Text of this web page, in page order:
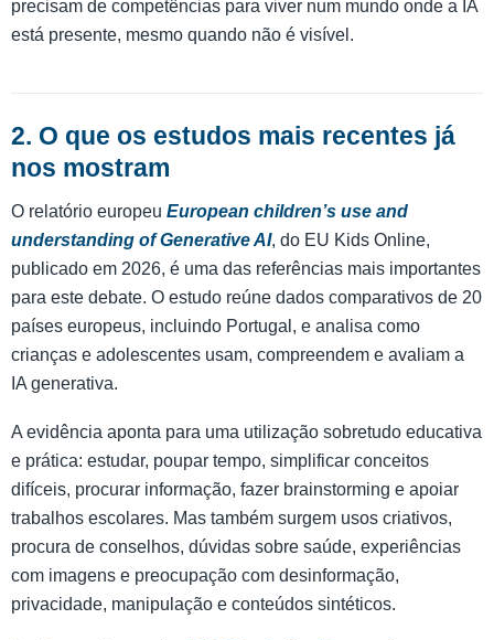
precisam de competências para viver num mundo onde a IA
está presente, mesmo quando não é visível.
2. O que os estudos mais recentes já
nos mostram
O relatório europeu European children’s use and
understanding of Generative AI, do EU Kids Online,
publicado em 2026, é uma das referências mais importantes
para este debate. O estudo reúne dados comparativos de 20
países europeus, incluindo Portugal, e analisa como
crianças e adolescentes usam, compreendem e avaliam a
IA generativa.
A evidência aponta para uma utilização sobretudo educativa
e prática: estudar, poupar tempo, simplificar conceitos
difíceis, procurar informação, fazer brainstorming e apoiar
trabalhos escolares. Mas também surgem usos criativos,
procura de conselhos, dúvidas sobre saúde, experiências
com imagens e preocupação com desinformação,
privacidade, manipulação e conteúdos sintéticos.